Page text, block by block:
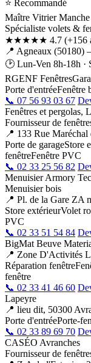
⭐ Recommandé
Maître Vitrier Manche
Spécialiste volets &
★★★★★ 4.7 (+156
📍 Agneaux (50180)
🕑 Lun-Ven 8h-18h ·
RGENF Fenêtres
Porte d'entréeFenêtre
📞 07 56 93 03 67
Fenêtres et pergolas,
Fournisseur de
📍 133 Rue
Porte de garageStore
fenêtreFenêtre PVC
📞 02 33 25 56 82
Menuisier Armory
Menuisier bois
📍 Pl. de la Gare ZA
Store extérieurVolet
PVC
📞 02 33 51 54 84
BigMat Beuve
📍 Zone D'Activités
Réparation fenêtre
fenêtre
📞 02 33 41 46 60
Lapeyre
📍 lieu dit, 50300
Porte d'entréePorte-
📞 02 33 89 69 70
CASÉO Avranches
Fournisseur de